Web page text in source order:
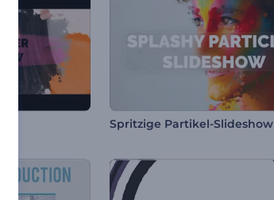
Spritzige Partikel-Slideshow